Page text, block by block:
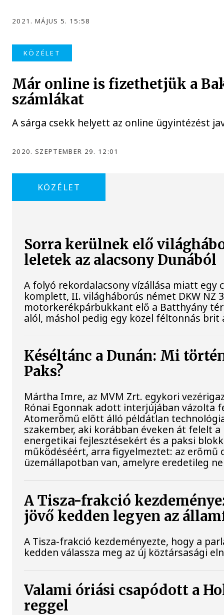
2021. MÁJUS 5. 15:58
KÖZÉLET
Már online is fizethetjük a
számlákat
A sárga csekk helyett az online ügyintézést
2020. SZEPTEMBER 29. 12:01
KÖZÉLET
Sorra kerülnek elő
leletek az alacsony Dunából
A folyó rekordalacsony vízállása miatt egy
komplett, II. világháborús német DKW NZ
motorkerékpárbukkant elő a Batthyány
alól, máshol pedig egy közel féltonnás brit
Késéltánc a Dunán: Mi
Paks?
Mártha Imre, az MVM Zrt. egykori
Rónai Egonnak adott interjújában vázolta
Atomerőmű előtt álló példátlan
szakember, aki korábban éveken át felelt a
energetikai fejlesztésekért és a paksi
működéséért, arra figyelmeztet: az erőmű
üzemállapotban van, amelyre eredetileg
A Tisza-frakció
jövő kedden legyen az
A Tisza-frakció kezdeményezte, hogy a
kedden válassza meg az új köztársasági
Valami óriási csapódott a
reggel